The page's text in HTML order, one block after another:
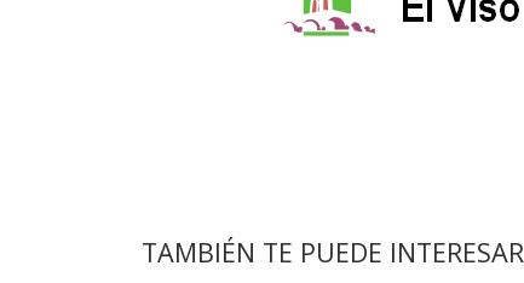
TAMBIÉN TE PUEDE INTERESAR